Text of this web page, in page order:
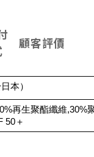
顧客評價
本）
再生聚酯纖維,30%
50＋